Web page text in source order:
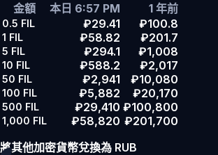
金額
本日 6:57 PM 1 年前
0.5 FIL ₽29.41 ₽100.8
1 FIL ₽58.82 ₽201.7
5 FIL ₽294.1 ₽1,008
10 FIL ₽588.2 ₽2,017
50 FIL ₽2,941 ₽10,080
100 FIL ₽5,882 ₽20,170
500 FIL ₽29,410 ₽100,800
1,000 FIL ₽58,820 ₽201,700
將其他加密貨幣兌換為 RUB